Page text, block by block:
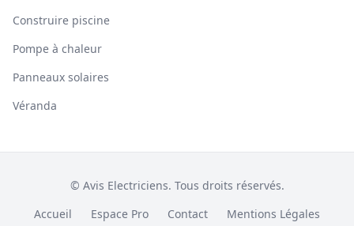
Construire piscine
Pompe à chaleur
Panneaux solaires
Véranda
© Avis Electriciens. Tous droits réservés.
Accueil
Espace Pro Contact Mentions Légales